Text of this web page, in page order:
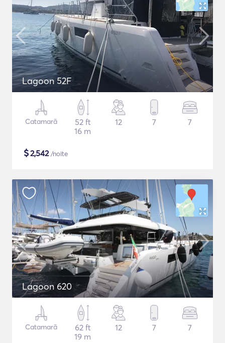
Lagoon 52F
Catamarã
52 ft
16 m
12 7 7
$2,542/noite
Lagoon 620
Catamarã
62 ft
19 m
12 7 7